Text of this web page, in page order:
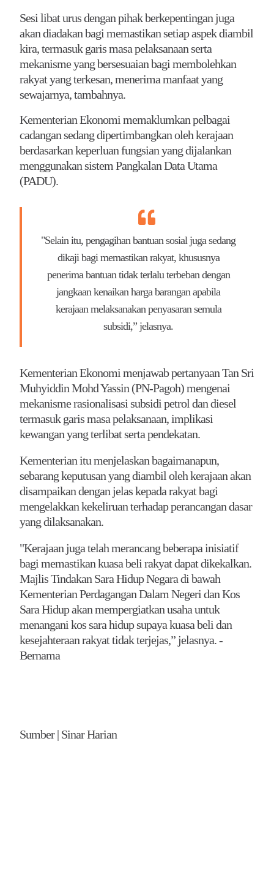
Sesi libat urus dengan pihak berkepentingan juga
akan diadakan bagi memastikan setiap aspek diambil
kira, termasuk garis masa pelaksanaan serta
mekanisme yang bersesuaian bagi membolehkan
rakyat yang terkesan, menerima manfaat yang
sewajarnya, tambahnya.
Kementerian Ekonomi memaklumkan pelbagai
cadangan sedang dipertimbangkan oleh kerajaan
berdasarkan keperluan fungsian yang dijalankan
menggunakan sistem Pangkalan Data Utama
(PADU).
"Selain itu, pengagihan bantuan sosial juga sedang
dikaji bagi memastikan rakyat, khususnya
penerima bantuan tidak terlalu terbeban dengan
jangkaan kenaikan harga barangan apabila
kerajaan melaksanakan penyasaran semula
subsidi,” jelasnya.
Kementerian Ekonomi menjawab pertanyaan Tan Sri
Muhyiddin Mohd Yassin (PN-Pagoh) mengenai
mekanisme rasionalisasi subsidi petrol dan diesel
termasuk garis masa pelaksanaan, implikasi
kewangan yang terlibat serta pendekatan.
Kementerian itu menjelaskan bagaimanapun,
sebarang keputusan yang diambil oleh kerajaan akan
disampaikan dengan jelas kepada rakyat bagi
mengelakkan kekeliruan terhadap perancangan dasar
yang dilaksanakan.
"Kerajaan juga telah merancang beberapa inisiatif
bagi memastikan kuasa beli rakyat dapat dikekalkan.
Majlis Tindakan Sara Hidup Negara di bawah
Kementerian Perdagangan Dalam Negeri dan Kos
Sara Hidup akan mempergiatkan usaha untuk
menangani kos sara hidup supaya kuasa beli dan
kesejahteraan rakyat tidak terjejas,” jelasnya. -
Bernama
Sumber | Sinar Harian